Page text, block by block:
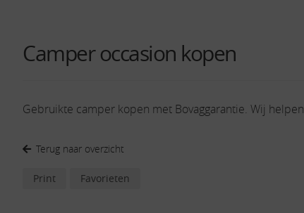
Camper occasion kopen
Gebruikte camper kopen met Bovaggarantie. Wij
Terug naar overzicht
Print Favorieten